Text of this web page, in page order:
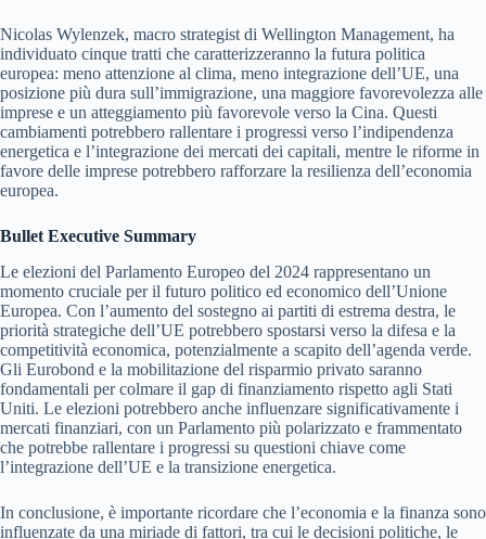
Nicolas Wylenzek, macro strategist di Wellington Management, ha
individuato cinque tratti che caratterizzeranno la futura politica
europea: meno attenzione al clima, meno integrazione dell’UE, una
posizione più dura sull’immigrazione, una maggiore favorevolezza alle
imprese e un atteggiamento più favorevole verso la Cina. Questi
cambiamenti potrebbero rallentare i progressi verso l’indipendenza
energetica e l’integrazione dei mercati dei capitali, mentre le riforme in
favore delle imprese potrebbero rafforzare la resilienza dell’economia
europea.
Bullet Executive Summary
Le elezioni del Parlamento Europeo del 2024 rappresentano un
momento cruciale per il futuro politico ed economico dell’Unione
Europea. Con l’aumento del sostegno ai partiti di estrema destra, le
priorità strategiche dell’UE potrebbero spostarsi verso la difesa e la
competitività economica, potenzialmente a scapito dell’agenda verde.
Gli Eurobond e la mobilitazione del risparmio privato saranno
fondamentali per colmare il gap di finanziamento rispetto agli Stati
Uniti. Le elezioni potrebbero anche influenzare significativamente i
mercati finanziari, con un Parlamento più polarizzato e frammentato
che potrebbe rallentare i progressi su questioni chiave come
l’integrazione dell’UE e la transizione energetica.
In conclusione, è importante ricordare che l’economia e la finanza sono
influenzate da una miriade di fattori, tra cui le decisioni politiche, le